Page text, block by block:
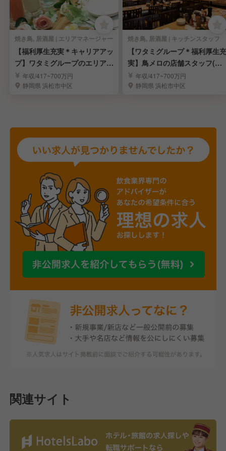
焼き鳥, 居酒屋 | エリアマネージャー
【福利厚生充実＊キャリアアッ
プ】ワタミグループのエリアM
GR候補を募集！
年収/417~700万円
静岡県 浜松市中区
焼き鳥, 居酒屋 | キッチンスタッフ
【ワタミグループ＊福利厚生充
実】鳥メロの店舗スタッフ(未
来の店長)を募集！
年収/417~700万円
静岡県 浜松市中区
関連サイト